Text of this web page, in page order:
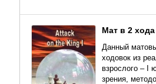
Мат в 2
Данный
ходовок из
взрослого – I
зрения,